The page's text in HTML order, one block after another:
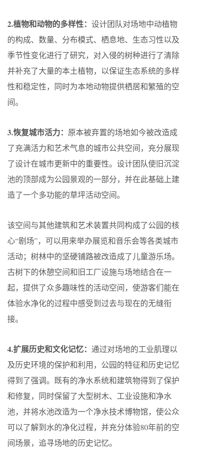
2.植物和动物的多样性： 设计团队对场地中动植物
的构成、数量、分布模式、栖息地、生态习性以及
季节性变化进行了研究，对入侵的树种进行了清除
并补充了大量的本土植物，以保证生态系统的多样
性和稳定性，同时为本地动物提供栖居和繁殖的空
间。
3.恢复城市活力： 原本被弃置的场地如今被改造成
了充满活力和艺术气息的城市公共空间，充分展现
了设计在城市更新中的重要性。设计团队使旧沉淀
池的顶部成为公园景观的一部分，并在此基础上建
造了一个多功能的草坪活动空间。
该空间与其他建筑和艺术装置共同构成了公园的核
心“剧场”，可以用来举办展览和音乐会等各类城市
活动；树林中的坚硬铺路被改造成了儿童游乐场。
古树下的休憩空间和旧工厂设施与场地结合在一
起，提供了众多趣味性的活动空间，使游客们能在
体验水净化的过程中感受到过去与现在的无缝衔
接。
4.扩展历史和文化记忆： 通过对场地的工业肌理以
及历史环境的保护和利用，公园的特征和历史记忆
得到了强调。既有的净水系统和建筑物得到了保护
和修复，同时保留了大型树木、工业设施和净水
池，并将水池改造为一个净水技术博物馆，使公众
可以了解到水的净化过程，并充分体验80年前的空
间场景，追寻场地的历史记忆。